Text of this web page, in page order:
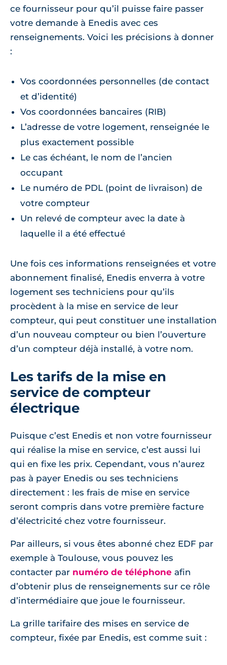
ce fournisseur pour qu’il puisse faire passer
votre demande à Enedis avec ces
renseignements. Voici les précisions à donner
:
Vos coordonnées personnelles (de contact
et d’identité)
Vos coordonnées bancaires (RIB)
L’adresse de votre logement, renseignée le
plus exactement possible
Le cas échéant, le nom de l’ancien
occupant
Le numéro de PDL (point de livraison) de
votre compteur
Un relevé de compteur avec la date à
laquelle il a été effectué
Une fois ces informations renseignées et votre
abonnement finalisé, Enedis enverra à votre
logement ses techniciens pour qu’ils
procèdent à la mise en service de leur
compteur, qui peut constituer une installation
d’un nouveau compteur ou bien l’ouverture
d’un compteur déjà installé, à votre nom.
Les tarifs de la mise en
service de compteur
électrique
Puisque c’est Enedis et non votre fournisseur
qui réalise la mise en service, c’est aussi lui
qui en fixe les prix. Cependant, vous n’aurez
pas à payer Enedis ou ses techniciens
directement : les frais de mise en service
seront compris dans votre première facture
d’électricité chez votre fournisseur.
Par ailleurs, si vous êtes abonné chez EDF par
exemple à Toulouse, vous pouvez les
contacter par numéro de téléphone afin
d’obtenir plus de renseignements sur ce rôle
d’intermédiaire que joue le fournisseur.
La grille tarifaire des mises en service de
compteur, fixée par Enedis, est comme suit :